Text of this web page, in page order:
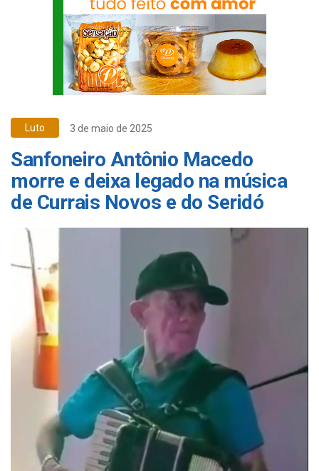
Luto 3 de maio de 2025
Sanfoneiro Antônio Macedo
morre e deixa legado na música
de Currais Novos e do Seridó